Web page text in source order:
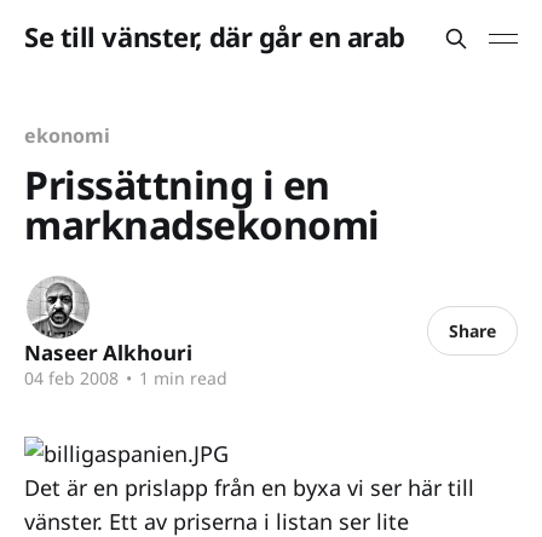
Se till vänster, där går en arab
ekonomi
Prissättning i en
marknadsekonomi
Naseer Alkhouri
04 feb 2008 • 1 min read
Share
Det är en prislapp från en byxa vi ser här till
vänster. Ett av priserna i listan ser lite